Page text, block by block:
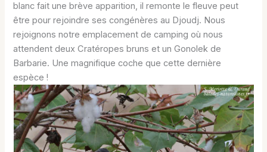
blanc fait une brève apparition, il remonte le fleuve peut
être pour rejoindre ses congénères au Djoudj. Nous
rejoignons notre emplacement de camping où nous
attendent deux Cratéropes bruns et un Gonolek de
Barbarie. Une magnifique coche que cette dernière
espèce !